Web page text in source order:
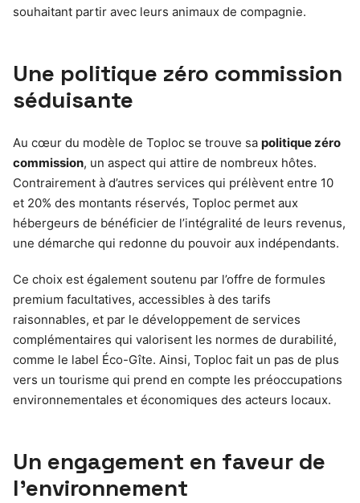
souhaitant partir avec leurs animaux de compagnie.
Une politique zéro commission
séduisante
Au cœur du modèle de Toploc se trouve sa politique zéro
commission, un aspect qui attire de nombreux hôtes.
Contrairement à d’autres services qui prélèvent entre 10
et 20% des montants réservés, Toploc permet aux
hébergeurs de bénéficier de l’intégralité de leurs revenus,
une démarche qui redonne du pouvoir aux indépendants.
Ce choix est également soutenu par l’offre de formules
premium facultatives, accessibles à des tarifs
raisonnables, et par le développement de services
complémentaires qui valorisent les normes de durabilité,
comme le label Éco-Gîte. Ainsi, Toploc fait un pas de plus
vers un tourisme qui prend en compte les préoccupations
environnementales et économiques des acteurs locaux.
Un engagement en faveur de
l’environnement